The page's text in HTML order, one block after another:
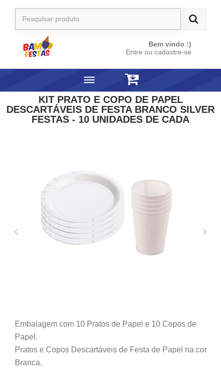
Bem vindo :)
Entre ou cadastre-se
KIT PRATO E COPO DE PAPEL
DESCARTÁVEIS DE FESTA BRANCO SILVER
FESTAS - 10 UNIDADES DE CADA
Embalagem com 10 Pratos de Papel e 10 Copos de
Papel.
Pratos e Copos Descartáveis de Festa de Papel na cor
Branca.